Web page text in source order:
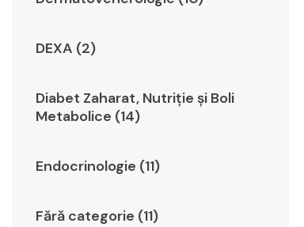
DEXA (2)
Diabet Zaharat, Nutriţie şi Boli
Metabolice (14)
Endocrinologie (11)
Fără categorie (11)